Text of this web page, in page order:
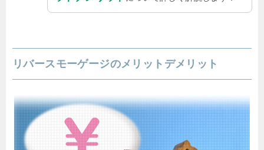
リバースモーゲージのメリットデメリット